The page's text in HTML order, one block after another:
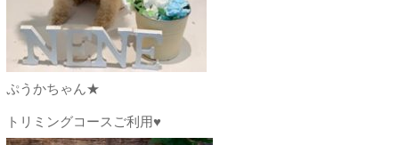
ぷうかちゃん★
トリミングコースご利用♥